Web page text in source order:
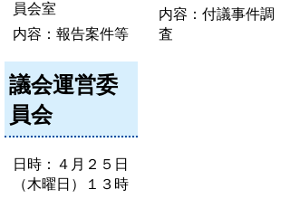
員会室
内容：報告案件等
内容：付議事件調
査
議会運営委
員会
日時：４月２５日
（木曜日）１３時